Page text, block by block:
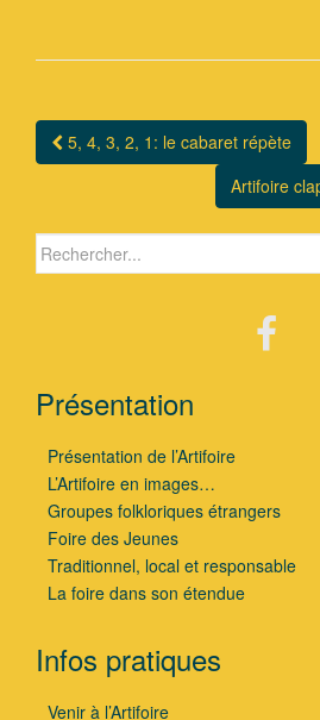
Navigation Article
5, 4, 3, 2, 1: le cabaret répète
Artifoire
Search for:
Présentation
Présentation de l’Artifoire
L’Artifoire en images…
Groupes folkloriques étrangers
Foire des Jeunes
Traditionnel, local et responsable
La foire dans son étendue
Infos pratiques
Venir à l’Artifoire